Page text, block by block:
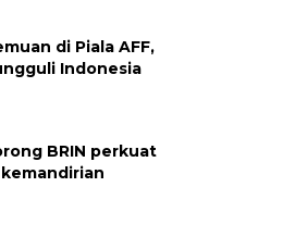
di Piala AFF,
Indonesia
BRIN perkuat